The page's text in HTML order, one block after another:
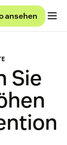
ansehen
Sie